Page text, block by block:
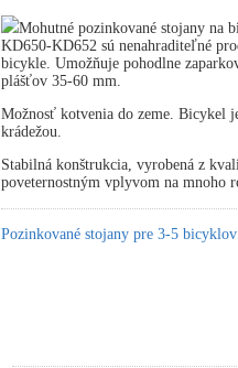
Mohutné pozinkované stojany na
KD650-KD652 sú nenahraditeľné
bicykle. Umožňuje pohodlne
plášťov 35-60 mm.
Možnosť kotvenia do zeme. Bicykel
krádežou.
Stabilná konštrukcia, vyrobená z
poveternostným vplyvom na mnoho
Pozinkované stojany pre 3-5 bicyklov